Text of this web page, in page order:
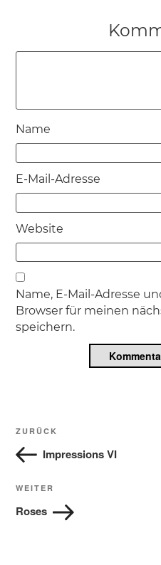
Name
E-Mail-Adresse
Website
Name, E-Mail-Adresse
Browser für meinen
speichern.
Vorheriger
Beitrag
ZURÜCK
Impressions VI
Nächster
Beitrag
WEITER
Roses